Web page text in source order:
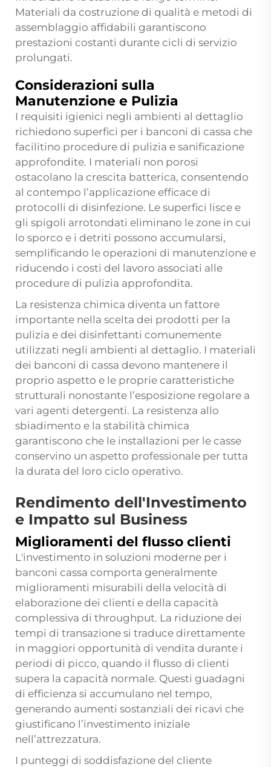
Materiali da costruzione di qualità e metodi di
assemblaggio affidabili garantiscono
prestazioni costanti durante cicli di servizio
prolungati.
Considerazioni sulla
Manutenzione e Pulizia
I requisiti igienici negli ambienti al dettaglio
richiedono superfici per i banconi di cassa che
facilitino procedure di pulizia e sanificazione
approfondite. I materiali non porosi
ostacolano la crescita batterica, consentendo
al contempo l’applicazione efficace di
protocolli di disinfezione. Le superfici lisce e
gli spigoli arrotondati eliminano le zone in cui
lo sporco e i detriti possono accumularsi,
semplificando le operazioni di manutenzione e
riducendo i costi del lavoro associati alle
procedure di pulizia approfondita.
La resistenza chimica diventa un fattore
importante nella scelta dei prodotti per la
pulizia e dei disinfettanti comunemente
utilizzati negli ambienti al dettaglio. I materiali
dei banconi di cassa devono mantenere il
proprio aspetto e le proprie caratteristiche
strutturali nonostante l’esposizione regolare a
vari agenti detergenti. La resistenza allo
sbiadimento e la stabilità chimica
garantiscono che le installazioni per le casse
conservino un aspetto professionale per tutta
la durata del loro ciclo operativo.
Rendimento dell'Investimento
e Impatto sul Business
Miglioramenti del flusso clienti
L'investimento in soluzioni moderne per i
banconi cassa comporta generalmente
miglioramenti misurabili della velocità di
elaborazione dei clienti e della capacità
complessiva di throughput. La riduzione dei
tempi di transazione si traduce direttamente
in maggiori opportunità di vendita durante i
periodi di picco, quando il flusso di clienti
supera la capacità normale. Questi guadagni
di efficienza si accumulano nel tempo,
generando aumenti sostanziali dei ricavi che
giustificano l’investimento iniziale
nell’attrezzatura.
I punteggi di soddisfazione del cliente